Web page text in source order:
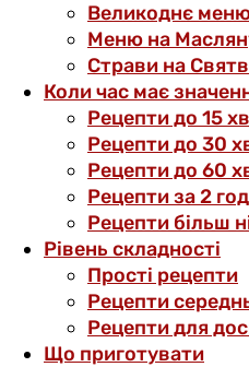
Великоднє
Меню на
Страви на
Коли час має
Рецепти до 15
Рецепти до 30
Рецепти до 60
Рецепти за 2
Рецепти більш
Рівень складності
Прості рецепти
Рецепти
Рецепти для
Що приготувати